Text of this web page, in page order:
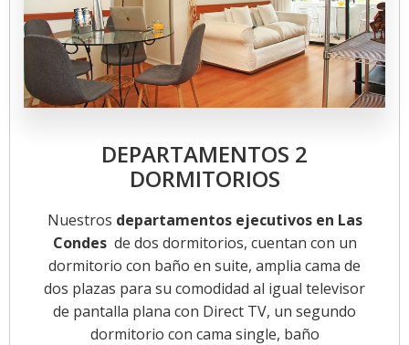
DEPARTAMENTOS 2
DORMITORIOS
Nuestros departamentos ejecutivos en Las
Condes de dos dormitorios, cuentan con un
dormitorio con baño en suite, amplia cama de
dos plazas para su comodidad al igual televisor
de pantalla plana con Direct TV, un segundo
dormitorio con cama single, baño